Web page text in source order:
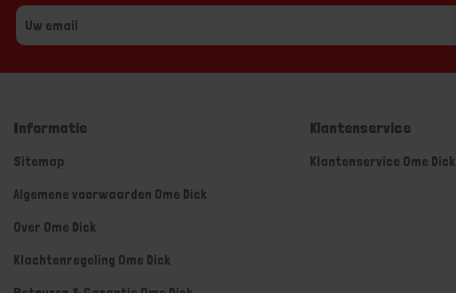
Informatie
Sitemap
Algemene voorwaarden Ome Dick
Over Ome Dick
Klachtenregeling Ome Dick
Klantenservice
Klantenservice Ome Dick